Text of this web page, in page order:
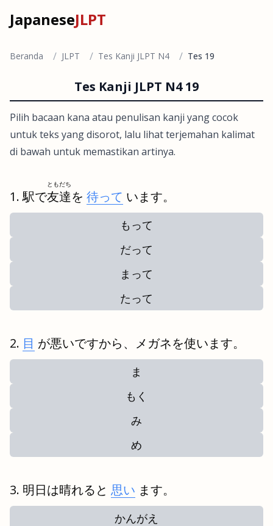
JapaneseJLPT
Beranda / JLPT / Tes Kanji JLPT N4 / Tes 19
Tes Kanji JLPT N4 19
Pilih bacaan kana atau penulisan kanji yang cocok
untuk teks yang disorot, lalu lihat terjemahan kalimat
di bawah untuk memastikan artinya.
駅で友達
ともだち
を 待って います。
もって
だって
まって
たって
目 が悪いですから、メガネを使います。
ま
もく
み
め
明日は晴れると 思い ます。
かんがえ